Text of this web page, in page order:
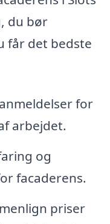
du bør
får det bedste
for
arbejdet.
og
facaderens.
priser